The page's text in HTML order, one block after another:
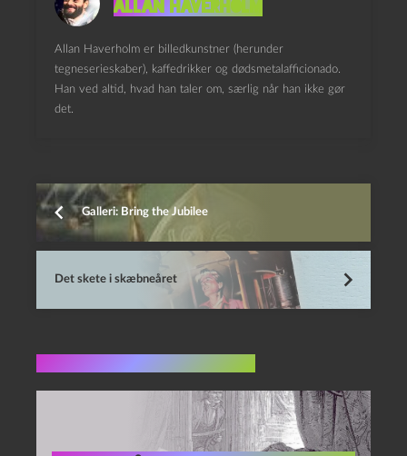
Allan Haverholm
Allan Haverholm er billedkunstner (herunder
tegneserieskaber), kaffedrikker og dødsmetalafficionado.
Han ved altid, hvad han taler om, særlig når han ikke gør
det.
Galleri: Bring the Jubilee
Det skete i skæbneåret